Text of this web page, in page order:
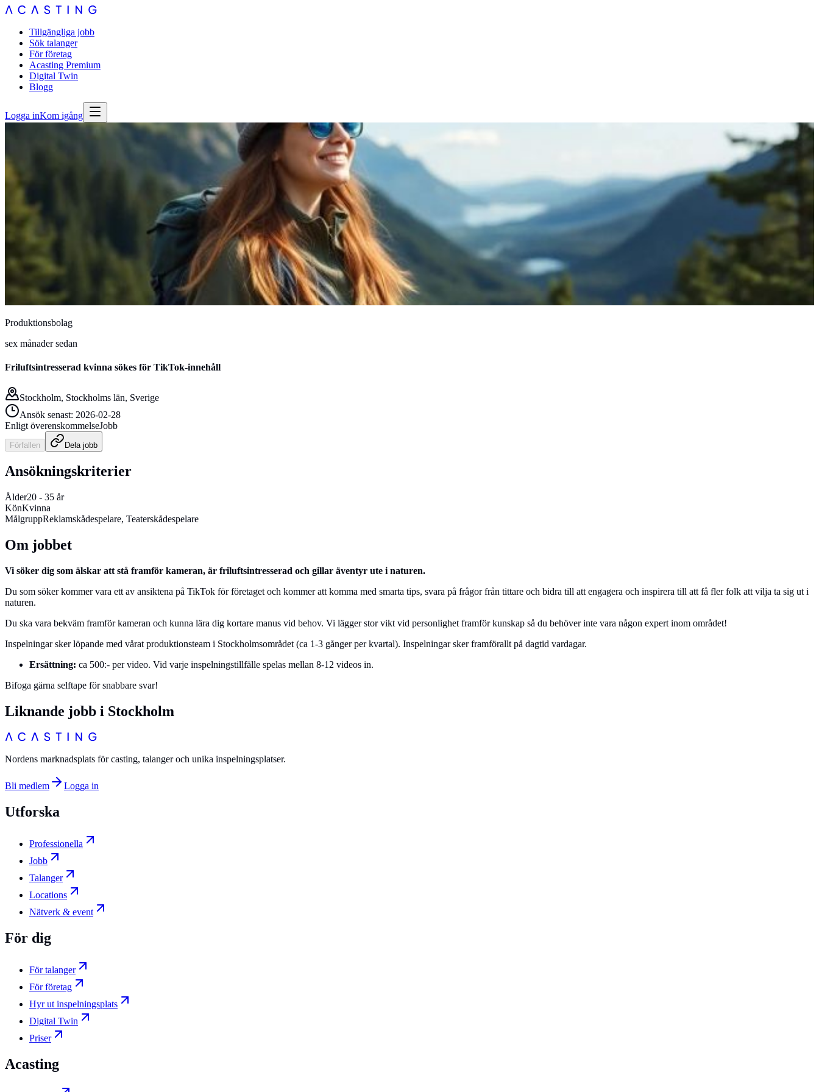
Tillgängliga jobb
Sök talanger
För företag
Acasting Premium
Digital Twin
Blogg
Logga inKom igång
Produktionsbolag
sex månader sedan
Friluftsintresserad kvinna sökes för TikTok-innehåll
Stockholm, Stockholms län, Sverige
Ansök senast: 2026-02-28
Enligt överenskommelseJobb
Förfallen Dela jobb
Ansökningskriterier
Ålder20 - 35 år
KönKvinna
MålgruppReklamskådespelare, Teaterskådespelare
Om jobbet
Vi söker dig som älskar att stå framför kameran, är friluftsintresserad och gillar äventyr ute i naturen.
Du som söker kommer vara ett av ansiktena på TikTok för företaget och kommer att komma med smarta tips, svara på frågor från tittare och bidra till att engagera och inspirera till att få fler folk att vilja ta sig ut i
naturen.
Du ska vara bekväm framför kameran och kunna lära dig kortare manus vid behov. Vi lägger stor vikt vid personlighet framför kunskap så du behöver inte vara någon expert inom området!
Inspelningar sker löpande med vårat produktionsteam i Stockholmsområdet (ca 1-3 gånger per kvartal). Inspelningar sker framförallt på dagtid vardagar.
Ersättning: ca 500:- per video. Vid varje inspelningstillfälle spelas mellan 8-12 videos in.
Bifoga gärna selftape för snabbare svar!
Liknande jobb i Stockholm
Nordens marknadsplats för casting, talanger och unika inspelningsplatser.
Bli medlem Logga in
Utforska
Professionella
Jobb
Talanger
Locations
Nätverk & event
För dig
För talanger
För företag
Hyr ut inspelningsplats
Digital Twin
Priser
Acasting